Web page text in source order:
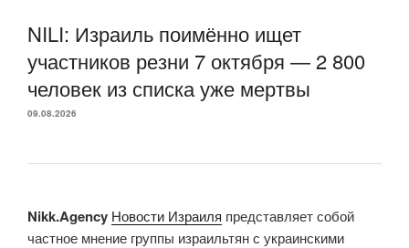
NILI: Израиль поимённо ищет
участников резни 7 октября — 2 800
человек из списка уже мертвы
09.08.2026
Nikk.Agency Новости Израиля представляет собой
частное мнение группы израильтян с украинскими